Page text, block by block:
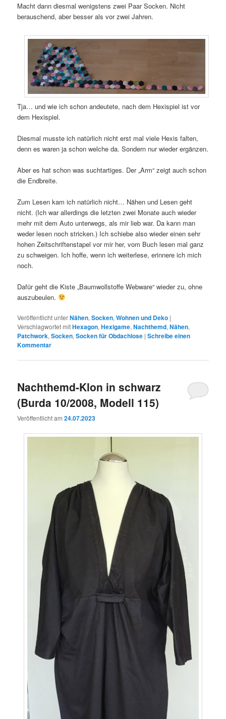
Macht dann diesmal wenigstens zwei Paar Socken. Nicht
berauschend, aber besser als vor zwei Jahren.
Tja… und wie ich schon andeutete, nach dem Hexispiel ist vor
dem Hexispiel.
Diesmal musste ich natürlich nicht erst mal viele Hexis falten,
denn es waren ja schon welche da. Sondern nur wieder ergänzen.
Aber es hat schon was suchtartiges. Der „Arm“ zeigt auch schon
die Endbreite.
Zum Lesen kam ich natürlich nicht… Nähen und Lesen geht
nicht. (Ich war allerdings die letzten zwei Monate auch wieder
mehr mit dem Auto unterwegs, als mir lieb war. Da kann man
weder lesen noch stricken.) Ich schiebe also wieder einen sehr
hohen Zeitschriftenstapel vor mir her, vom Buch lesen mal ganz
zu schweigen. Ich hoffe, wenn ich weiterlese, erinnere ich mich
noch.
Dafür geht die Kiste „Baumwollstoffe Webware“ wieder zu, ohne
auszubeulen.
Veröffentlicht unterNähen,Socken,Wohnen und Deko |
Verschlagwortet mitHexagon,Hexigame,Nachthemd,Nähen,
Patchwork,Socken,Socken für Obdachlose |Schreibe einen
Kommentar
Nachthemd-Klon in schwarz
(Burda 10/2008, Modell 115)
Veröffentlicht am24.07.2023